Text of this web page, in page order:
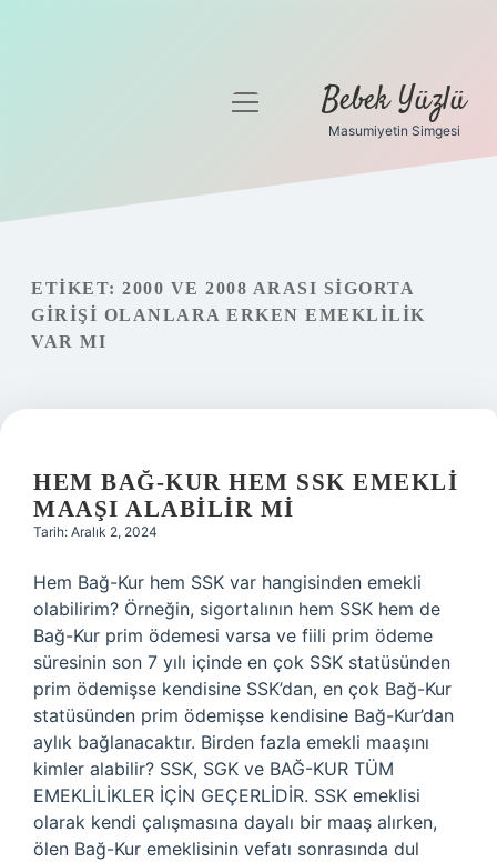
Gizlilik Politikası
menüyü
Bebek Yüzlü
Masumiyetin Simgesi
ETIKET: 2000 VE 2008 ARASI SIGORTA
GIRIŞI OLANLARA ERKEN EMEKLILIK
VAR MI
HEM BAĞ-KUR HEM SSK EMEKLI
MAAŞI ALABILIR MI
Tarih: Aralık 2, 2024
Hem Bağ-Kur hem SSK var hangisinden emekli
olabilirim? Örneğin, sigortalının hem SSK hem de
Bağ-Kur prim ödemesi varsa ve fiili prim ödeme
süresinin son 7 yılı içinde en çok SSK statüsünden
prim ödemişse kendisine SSK’dan, en çok Bağ-Kur
statüsünden prim ödemişse kendisine Bağ-Kur’dan
aylık bağlanacaktır. Birden fazla emekli maaşını
kimler alabilir? SSK, SGK ve BAĞ-KUR TÜM
EMEKLİLİKLER İÇİN GEÇERLİDİR. SSK emeklisi
olarak kendi çalışmasına dayalı bir maaş alırken,
ölen Bağ-Kur emeklisinin vefatı sonrasında dul